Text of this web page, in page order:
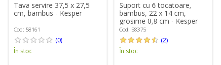
Tava servire 37,5 x 27,5
cm, bambus - Kesper
Cod: 58161
(0)
În stoc
Suport cu 6 tocatoare,
bambus, 22 x 14 cm,
grosime 0,8 cm - Kesper
Cod: 58375
(2)
În stoc